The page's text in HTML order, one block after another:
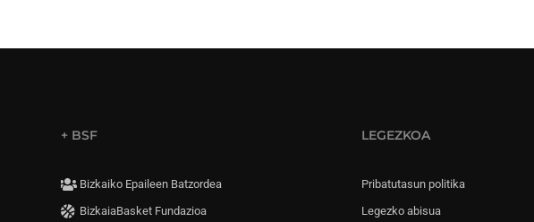
+ BSF
Bizkaiko Epaileen Batzordea
BizkaiaBasket Fundazioa
LEGEZKOA
Pribatutasun politika
Legezko abisua